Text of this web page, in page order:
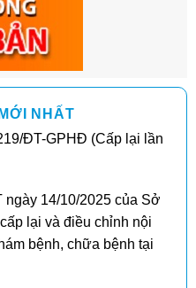
NHẤT
ĐT-GPHĐ (Cấp lại lần
14/10/2025 của Sở
lại và điều chỉnh nội
bệnh, chữa bệnh tại